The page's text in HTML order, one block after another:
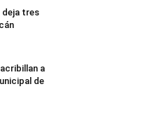
deja tres
a
de